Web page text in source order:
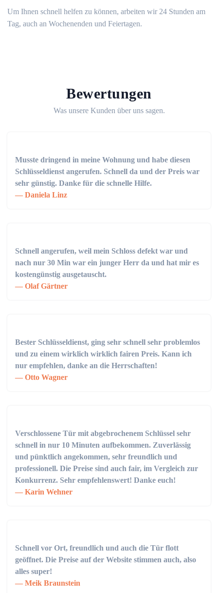
Um Ihnen schnell helfen zu können, arbeiten wir 24 Stunden am
Tag, auch an Wochenenden und Feiertagen.
Bewertungen
Was unsere Kunden über uns sagen.
Musste dringend in meine Wohnung und habe diesen
Schlüsseldienst angerufen. Schnell da und der Preis war
sehr günstig. Danke für die schnelle Hilfe.
Daniela Linz
Schnell angerufen, weil mein Schloss defekt war und
nach nur 30 Min war ein junger Herr da und hat mir es
kostengünstig ausgetauscht.
Olaf Gärtner
Bester Schlüsseldienst, ging sehr schnell sehr problemlos
und zu einem wirklich wirklich fairen Preis. Kann ich
nur empfehlen, danke an die Herrschaften!
Otto Wagner
Verschlossene Tür mit abgebrochenem Schlüssel sehr
schnell in nur 10 Minuten aufbekommen. Zuverlässig
und pünktlich angekommen, sehr freundlich und
professionell. Die Preise sind auch fair, im Vergleich zur
Konkurrenz. Sehr empfehlenswert! Danke euch!
Karin Wehner
Schnell vor Ort, freundlich und auch die Tür flott
geöffnet. Die Preise auf der Website stimmen auch, also
alles super!
Meik Braunstein